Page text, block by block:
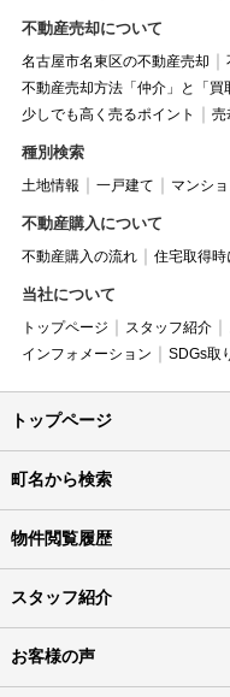
不動産売却について
名古屋市名東区の不動産売却
不動産売却方法「仲介」と「買
少しでも高く売るポイント
売
種別検索
土地情報 一戸建て マンシ
不動産購入について
不動産購入の流れ 住宅取得時
当社について
トップページ スタッフ紹介
インフォメーション
SDGs取
トップページ
町名から検索
物件閲覧履歴
スタッフ紹介
お客様の声